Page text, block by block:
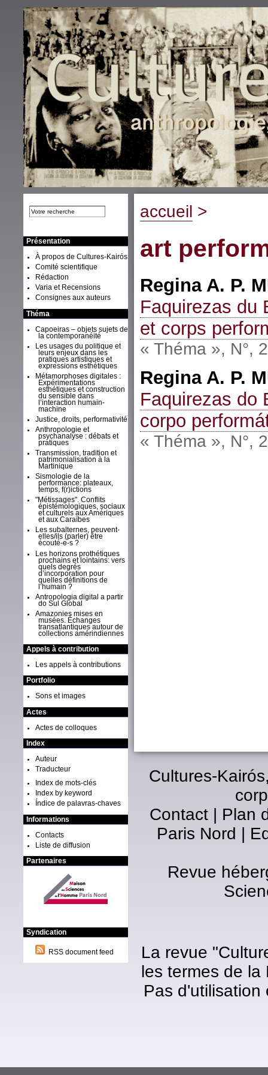
accueil >
art
Regina A. P.
Faquirezas du
et corps
« Théma », N°,
Regina A. P.
Faquirezas do
corpo
« Théma », N°,
Présentation
À propos de Cultures-Kairós
Comité scientifique
Rédaction
Varia et Recensions
Consignes aux auteurs
Théma
Capoeiras – objets sujets de
la contemporanéité
Les usages du politique et
leurs enjeux dans les
pratiques artistiques et
expressions esthétiques
Métamorphoses digitales :
Expérimentations
esthétiques et construction
du sensible dans
l’interaction humain-
machine
Justice, droits, performativité
Anthropologie et
psychanalyse : débats et
pratiques
Transmission, tradition et
patrimonialisation à la
Martinique
Sismologie de la
performance: plateaux,
temps, f(r)ictions
"Métissages". Conflits
épistémologiques, sociaux
et culturels aux Amériques
et aux Caraïbes
Les subalternes, peuvent-
elles/ils (parler) être
écouté-e-s ?
Les horizons prothétiques
prochains et lointains: vers
quels degrés
d’incorporation pour
quelles définitions de
l’humain ?
Antropologia digital a partir
do Sul Global
Amazonies mises en
musées. Échanges
transatlantiques autour de
collections amérindiennes
Appels à contribution
Les appels à contributions
Portfolio
Sons et images
Actes
Actes de colloques
Index
Auteur
Traducteur
Index de mots-clés
Index by keyword
Índice de palavras-chaves
Informations
Contacts
Liste de diffusion
Partenaires
Syndication
RSS document feed
Cultures-
Contact | Plan
Paris Nord |
Revue
La revue
les termes de la
Pas d'utilisation